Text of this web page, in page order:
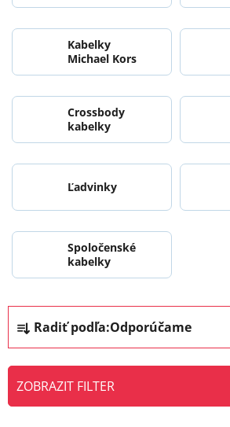
Kabelky
Michael Kors
Crossbody
kabelky
Ľadvinky
Spoločenské
kabelky
R
a
d
e
n
Radiť podľa:Odporúčame
ZOBRAZIT FILTER